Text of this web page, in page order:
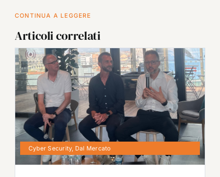
CONTINUA A LEGGERE
Articoli correlati
Cyber Security, Dal Mercato